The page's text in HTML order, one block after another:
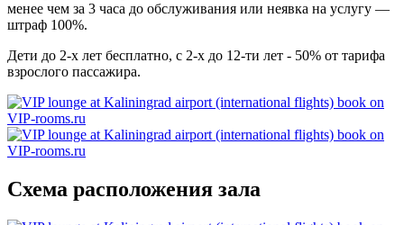
менее чем за 3 часа до обслуживания или неявка на услугу —
штраф 100%.
Дети до 2-х лет бесплатно, с 2-х до 12-ти лет - 50% от тарифа
взрослого пассажира.
Схема расположения зала